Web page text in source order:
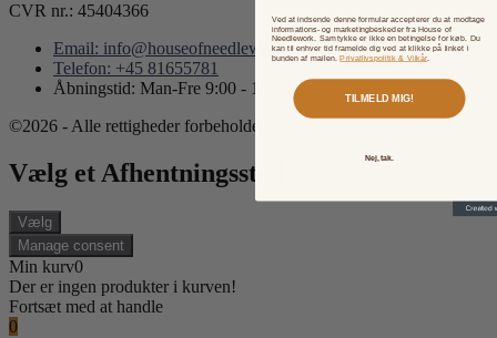
CVR nr.: 45404366
Email: info@houseofneedlework.com
Telefon: +45 81655781
Åbningstid: Man-Fre 9:00 - 15:00
©2026 - Alle rettigheder forbeholdes.
Vælg et Afhentningssted
Vælg
Manage consent
Min kurv0
Der er ingen produkter i kurven!
Fortsæt med at handle
0
Ved at indsende denne formular accepterer du at modtage
informations- og marketingbeskeder fra House of
Needlework. Samtykke er ikke en betingelse for køb. Du
kan til enhver tid framelde dig ved at klikke på linket i
bunden af mailen.Privatlivspolitik & Vilkår.
TILMELD MIG!
Nej, tak.